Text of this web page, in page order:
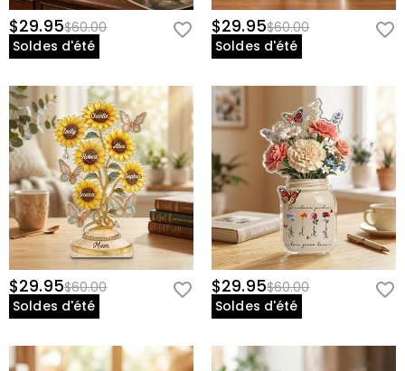
$29.95$60.00
Soldes d'été
$29.95$60.00
Soldes d'été
$29.95$60.00
Soldes d'été
$29.95$60.00
Soldes d'été